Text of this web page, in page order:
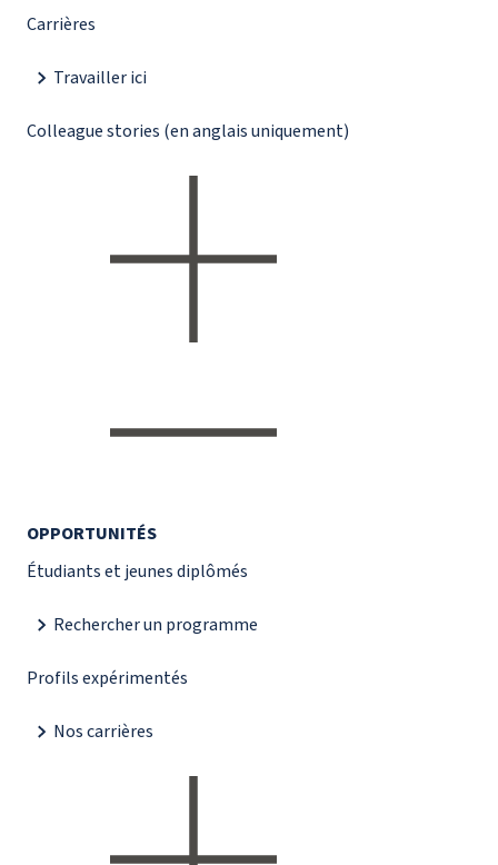
Carrières
Travailler ici
Colleague stories (en anglais uniquement)
OPPORTUNITÉS
Étudiants et jeunes diplômés
Rechercher un programme
Profils expérimentés
Nos carrières